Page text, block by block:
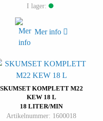
I lager:
Mer info
SKUMSET KOMPLETT M22
KEW 18 L
18 LITER/MIN
Artikelnummer: 1600018